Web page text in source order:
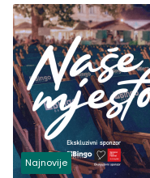
Najnovije